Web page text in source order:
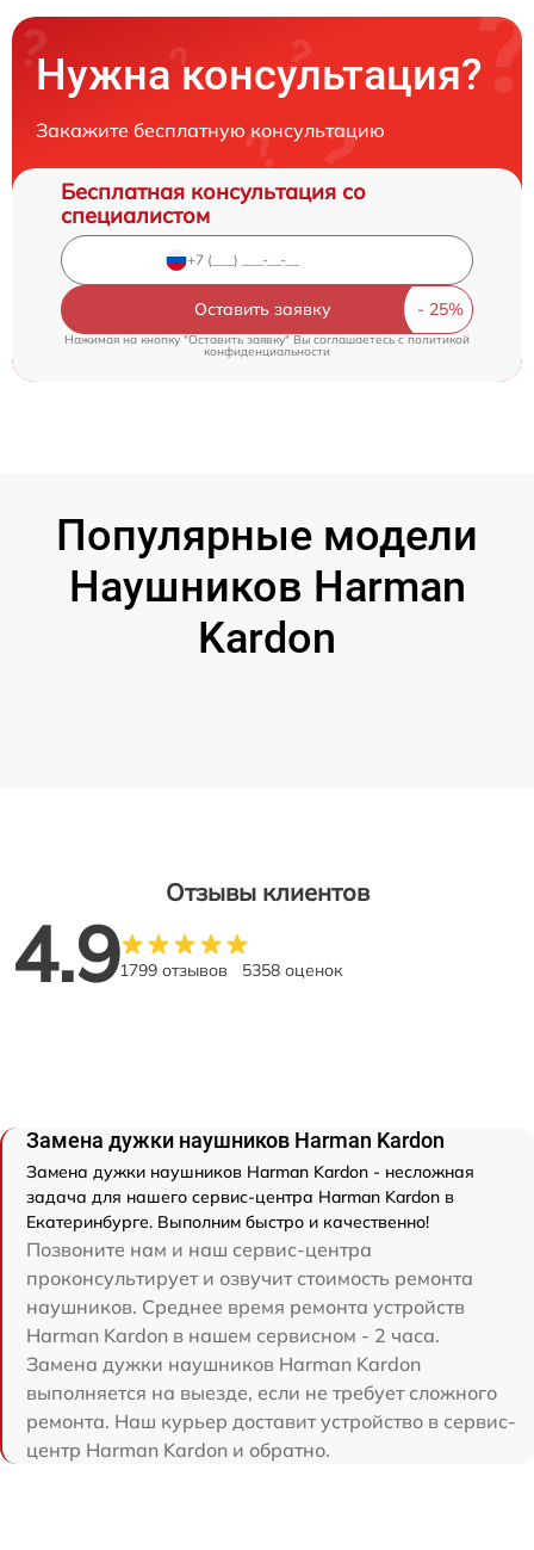
Нужна консультация?
Закажите бесплатную консультацию
Бесплатная консультация со
специалистом
Оставить заявку
Нажимая на кнопку "Оставить заявку" Вы соглашаетесь cполитикой
конфиденциальности
Популярные модели
Наушников Harman
Kardon
Отзывы клиентов
4.91799 отзывов 5358 оценок
Замена дужки наушников Harman Kardon
Замена дужки наушников Harman Kardon - несложная
задача для нашего сервис-центра Harman Kardon в
Екатеринбурге. Выполним быстро и качественно!
Позвоните нам и наш сервис-центра
проконсультирует и озвучит стоимость ремонта
наушников. Среднее время ремонта устройств
Harman Kardon в нашем сервисном - 2 часа.
Замена дужки наушников Harman Kardon
выполняется на выезде, если не требует сложного
ремонта. Наш курьер доставит устройство в сервис-
центр Harman Kardon и обратно.